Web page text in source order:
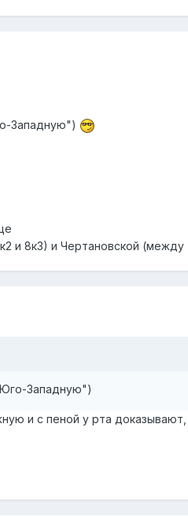
Западную")
и 8к3) и Чертановской (между
Западную")
и с пеной у рта